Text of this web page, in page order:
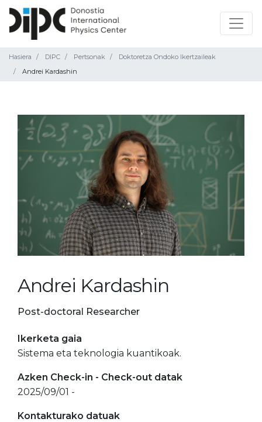
Hasiera DIPC Pertsonak
Doktoretza Ondoko Ikertzaileak
Andrei Kardashin
Andrei Kardashin
Post-doctoral Researcher
Ikerketa gaia
Sistema eta teknologia kuantikoak.
Azken Check-in - Check-out datak
2025/09/01 -
Kontakturako datuak